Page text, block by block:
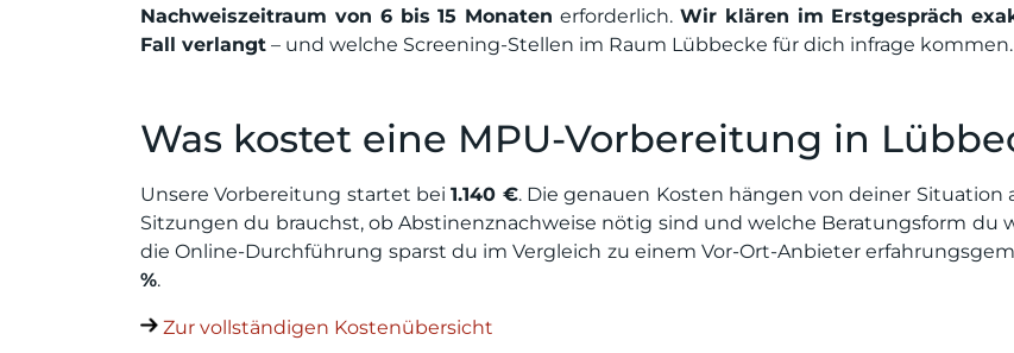
Nachweiszeitraum von 6 bis 15 Monaten erforderlich. Wir klären im Erstgespräch
Fall verlangt – und welche Screening-Stellen im Raum Lübbecke für dich infrage kommen.
Was kostet eine MPU-Vorbereitung in
Unsere Vorbereitung startet bei1.140 €. Die genauen Kosten hängen von deiner Situation
Sitzungen du brauchst, ob Abstinenznachweise nötig sind und welche Beratungsform du
die Online-Durchführung sparst du im Vergleich zu einem Vor-Ort-Anbieter
%.
Zur vollständigen Kostenübersicht